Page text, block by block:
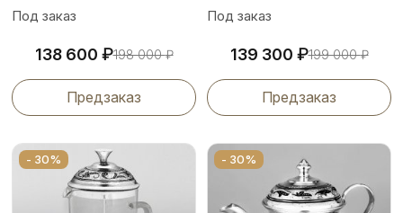
Под заказ
138 600 ₽198 000₽
Предзаказ
Под заказ
139 300 ₽199 000₽
Предзаказ
- 30% - 30%